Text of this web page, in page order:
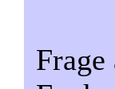
Frage